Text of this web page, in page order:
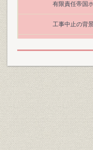
有限責任帝国
工事中止の背
第3節 近代ツーリ
1. 喜賓会および
喜賓会の活動
第1節 明治から激
1. 支配人林愛作